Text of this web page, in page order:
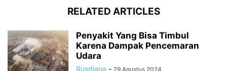
RELATED ARTICLES
Penyakit Yang Bisa Timbul
Karena Dampak Pencemaran
Udara
Rusdiana - 29 Agustus 2024